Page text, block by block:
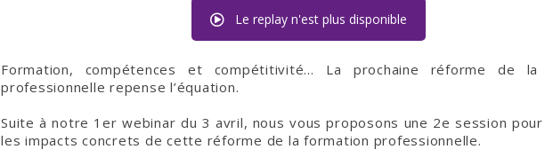
Le replay n'est plus disponible
Formation, compétences et compétitivité… La prochaine réforme de la
professionnelle repense l’équation.
Suite à notre 1er webinar du 3 avril, nous vous proposons une 2e session
les impacts concrets de cette réforme de la formation professionnelle.